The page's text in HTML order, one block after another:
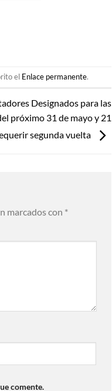
el Enlace permanente.
Designados para las
próximo 31 de mayo y 21
segunda vuelta
marcados con *
comente.